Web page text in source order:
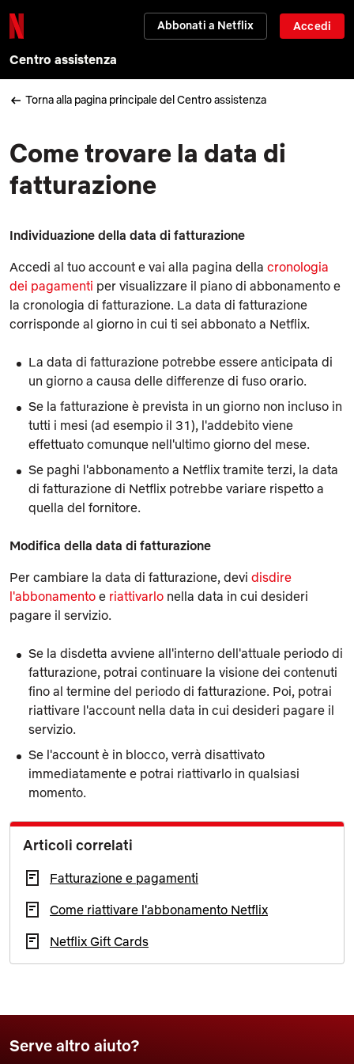
Abbonati a Netflix Accedi
Centro assistenza
Torna alla pagina principale del Centro assistenza
Come trovare la data di
fatturazione
Individuazione della data di fatturazione
Accedi al tuo account e vai alla pagina della cronologia
dei pagamenti per visualizzare il piano di abbonamento e
la cronologia di fatturazione. La data di fatturazione
corrisponde al giorno in cui ti sei abbonato a Netflix.
La data di fatturazione potrebbe essere anticipata di
un giorno a causa delle differenze di fuso orario.
Se la fatturazione è prevista in un giorno non incluso in
tutti i mesi (ad esempio il 31), l'addebito viene
effettuato comunque nell'ultimo giorno del mese.
Se paghi l'abbonamento a Netflix tramite terzi, la data
di fatturazione di Netflix potrebbe variare rispetto a
quella del fornitore.
Modifica della data di fatturazione
Per cambiare la data di fatturazione, devi disdire
l'abbonamento e riattivarlo nella data in cui desideri
pagare il servizio.
Se la disdetta avviene all'interno dell'attuale periodo di
fatturazione, potrai continuare la visione dei contenuti
fino al termine del periodo di fatturazione. Poi, potrai
riattivare l'account nella data in cui desideri pagare il
servizio.
Se l'account è in blocco, verrà disattivato
immediatamente e potrai riattivarlo in qualsiasi
momento.
Articoli correlati
Fatturazione e pagamenti
Come riattivare l'abbonamento Netflix
Netflix Gift Cards
Serve altro aiuto?